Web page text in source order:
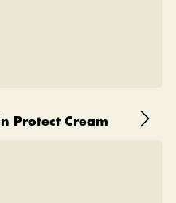
Protect Cream